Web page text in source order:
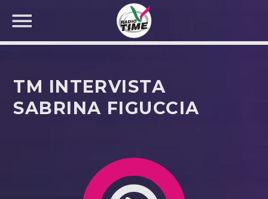
TM INTERVISTA
SABRINA FIGUCCIA